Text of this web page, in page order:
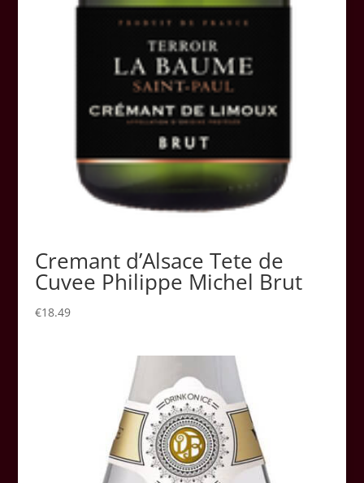
Cremant d’Alsace Tete de
Cuvee Philippe Michel Brut
€18.49